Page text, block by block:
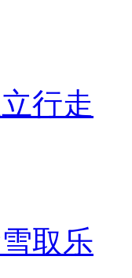
行走
取乐